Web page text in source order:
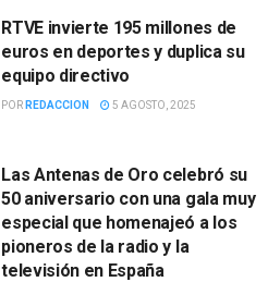
RTVE invierte 195 millones de
euros en deportes y duplica su
equipo directivo
POR REDACCION 5 AGOSTO, 2025
Las Antenas de Oro celebró su
50 aniversario con una gala muy
especial que homenajeó a los
pioneros de la radio y la
televisión en España